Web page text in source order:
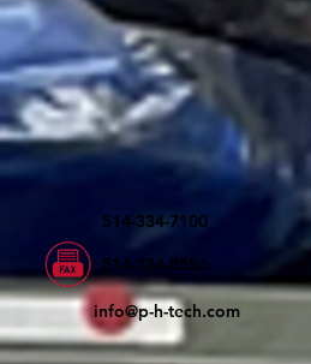
514-334-7100
info@p-h-tech.com
514-334-8556